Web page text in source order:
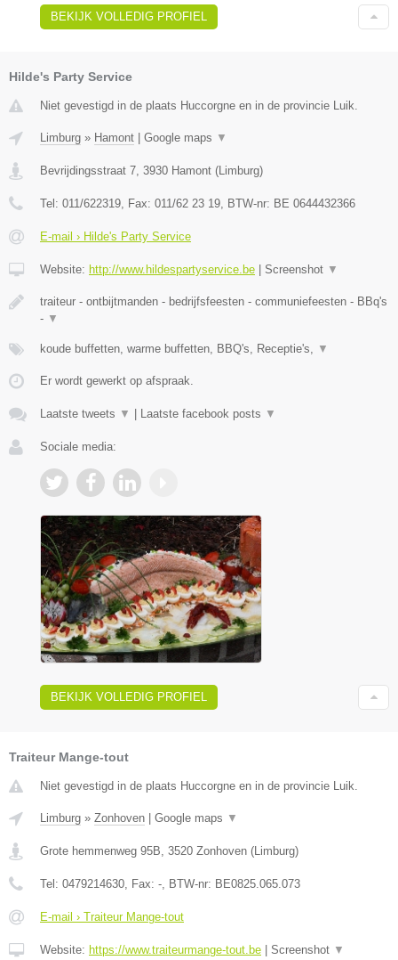
BEKIJK VOLLEDIG PROFIEL
Hilde's Party Service
Niet gevestigd in de plaats Huccorgne en in de provincie Luik.
Limburg » Hamont Google maps ▼
Bevrijdingsstraat 7, 3930 Hamont (Limburg)
Tel: 011/622319, Fax: 011/62 23 19, BTW-nr: BE 0644432366
E-mail › Hilde's Party Service
Website: http://www.hildespartyservice.be Screenshot ▼
traiteur - ontbijtmanden - bedrijfsfeesten - communiefeesten - BBq's
- ▼
koude buffetten, warme buffetten, BBQ's, Receptie's, ▼
Er wordt gewerkt op afspraak.
Laatste tweets ▼ Laatste facebook posts ▼
Sociale media:
BEKIJK VOLLEDIG PROFIEL
Traiteur Mange-tout
Niet gevestigd in de plaats Huccorgne en in de provincie Luik.
Limburg » Zonhoven Google maps ▼
Grote hemmenweg 95B, 3520 Zonhoven (Limburg)
Tel: 0479214630, Fax: -, BTW-nr: BE0825.065.073
E-mail › Traiteur Mange-tout
Website: https://www.traiteurmange-tout.be Screenshot ▼